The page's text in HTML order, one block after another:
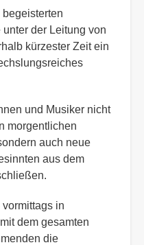
der Leitung von
kürzester Zeit ein
und Musiker nicht
morgentlichen
auch neue
aus dem
in
dem gesamten
die